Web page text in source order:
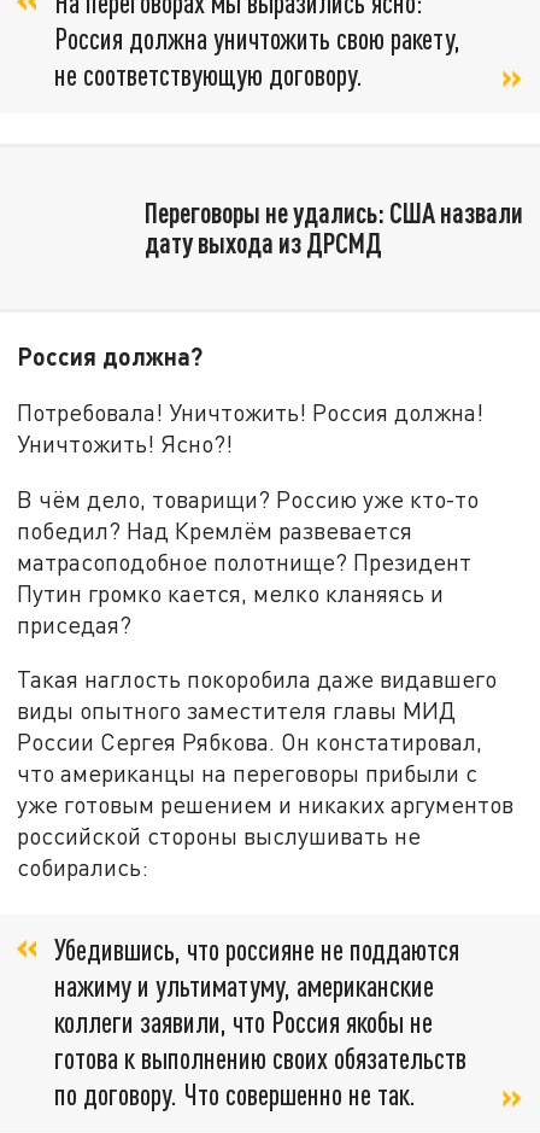
Россия должна уничтожить свою ракету,
не соответствующую договору.
Переговоры не удались: США назвали
дату выхода из ДРСМД
Россия должна?
Потребовала! Уничтожить! Россия должна!
Уничтожить! Ясно?!
В чём дело, товарищи? Россию уже кто-то
победил? Над Кремлём развевается
матрасоподобное полотнище? Президент
Путин громко кается, мелко кланяясь и
приседая?
Такая наглость покоробила даже видавшего
виды опытного заместителя главы МИД
России Сергея Рябкова. Он констатировал,
что американцы на переговоры прибыли с
уже готовым решением и никаких аргументов
российской стороны выслушивать не
собирались:
Убедившись, что россияне не поддаются
нажиму и ультиматуму, американские
коллеги заявили, что Россия якобы не
готова к выполнению своих обязательств
по договору. Что совершенно не так.